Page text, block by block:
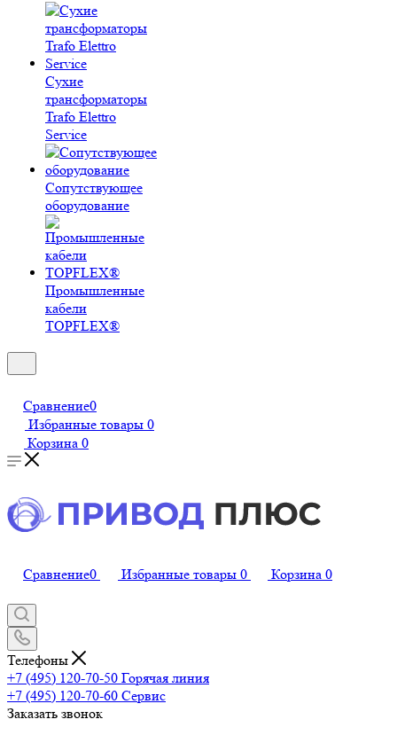
Сухие
трансформаторы
Trafo Elettro
Service
Сопутствующее
оборудование
Промышленные
кабели
TOPFLEX®
Сравнение0
Избранные товары 0
Корзина 0
Сравнение0 Избранные товары 0 Корзина 0
Телефоны
+7 (495) 120-70-50 Горячая линия
+7 (495) 120-70-60 Сервис
Заказать звонок